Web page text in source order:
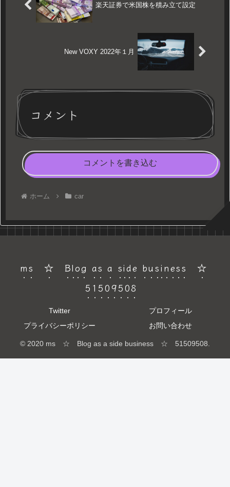
楽天証券で米国株を積み立て設定
New VOXY 2022年１月
コメント
コメントを書き込む
ホーム car
ms ☆ Blog as a side business ☆
51509508
Twitter
プロフィール
プライバシーポリシー
お問い合わせ
© 2020 ms ☆ Blog as a side business ☆ 51509508.